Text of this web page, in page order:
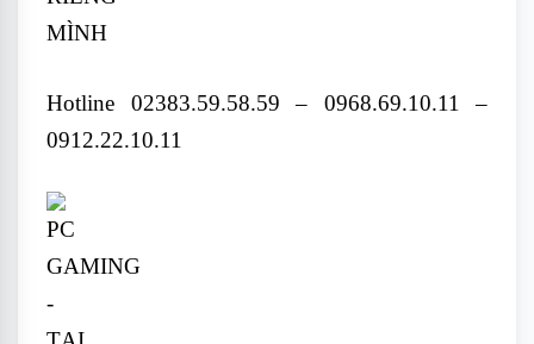
Hotline 02383.59.58.59 – 0968.69.10.11 –
0912.22.10.11